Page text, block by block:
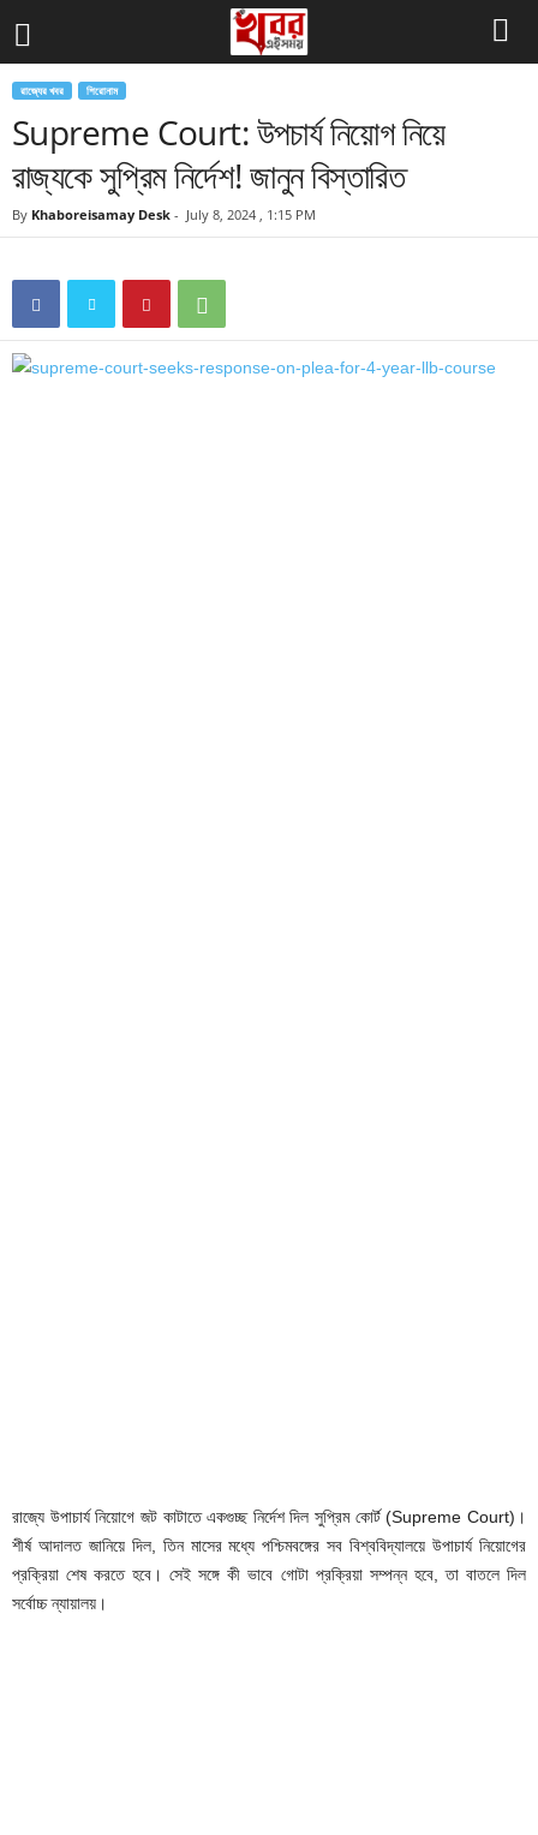
রাজ্যের খবর শিরোনাম
Supreme Court: উপচার্য নিয়োগ নিয়ে
রাজ্যকে সুপ্রিম নির্দেশ! জানুন বিস্তারিত
By Khaboreisamay Desk - July 8, 2024 , 1:15 PM
রাজ্যে উপাচার্য নিয়োগে জট কাটাতে একগুচ্ছ নির্দেশ দিল সুপ্রিম কোর্ট (Supreme Court)।
শীর্ষ আদালত জানিয়ে দিল, তিন মাসের মধ্যে পশ্চিমবঙ্গের সব বিশ্ববিদ্যালয়ে উপাচার্য নিয়োগের
প্রক্রিয়া শেষ করতে হবে। সেই সঙ্গে কী ভাবে গোটা প্রক্রিয়া সম্পন্ন হবে, তা বাতলে দিল
সর্বোচ্চ ন্যায়ালয়।